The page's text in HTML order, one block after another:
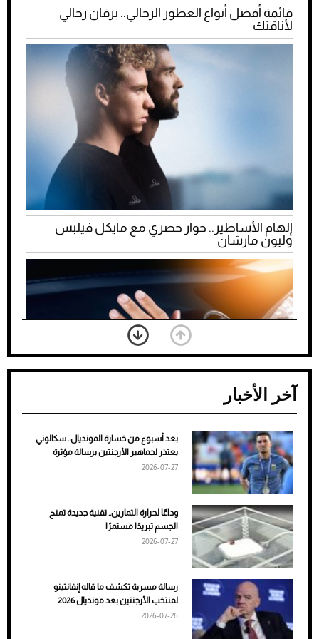
قائمة أفضل أنواع العطور الرجالي.. برفان رجالي
لأناقتك
إلهام الأساطير.. حوار حصري مع مايكل فيلبس
وليون مارشان
ضعف تبريد مكيف السيارة عند الوقوف.. أشهر
الأسباب والحلول
آخر الأخبار
بعد أسبوع من خسارة المونديال.. سكالوني
يعتذر لجماهير الأرجنتين برسالة مؤثرة
2026-07-27
وداعًا لحرارة التمارين.. تقنية جديدة تمنح
الجسم تبريدًا مستمرًا
2026-07-27
رسالة مسربة تكشف ما قاله إنفانتينو
لمنتخب الأرجنتين بعد مونديال 2026
2026-07-26